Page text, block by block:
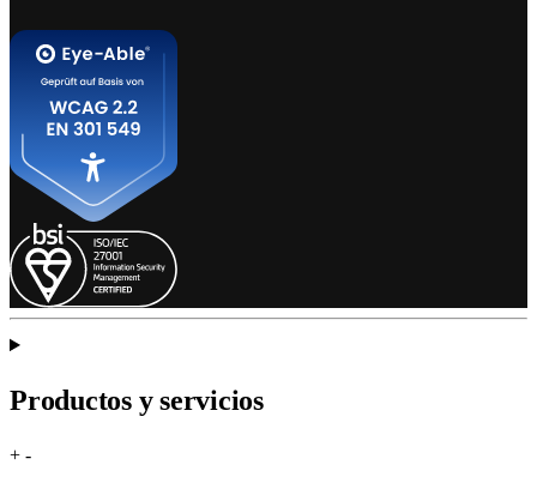
Productos y servicios
+ -